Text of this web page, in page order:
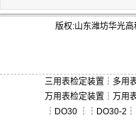
版权:山东潍坊华光
三用表检定装置 ┆ 多用
万用表检定装置 ┆ 万用
┆ DO30 ┆┆ DO30-2